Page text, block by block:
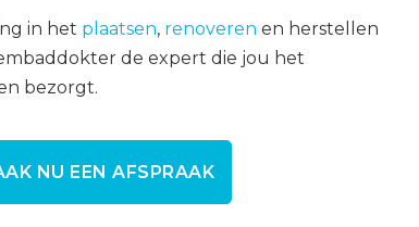
in het plaatsen, renoveren en herstellen
de expert die jou het
bezorgt.
NU EEN AFSPRAAK